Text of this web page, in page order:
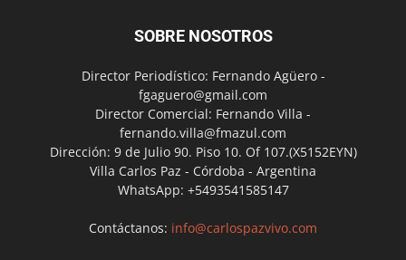
SOBRE NOSOTROS
Director Periodístico: Fernando Agüero -
fgaguero@gmail.com
Director Comercial: Fernando Villa -
fernando.villa@fmazul.com
Dirección: 9 de Julio 90. Piso 10. Of 107.(X5152EYN)
Villa Carlos Paz - Córdoba - Argentina
WhatsApp: +5493541585147
Contáctanos: info@carlospazvivo.com